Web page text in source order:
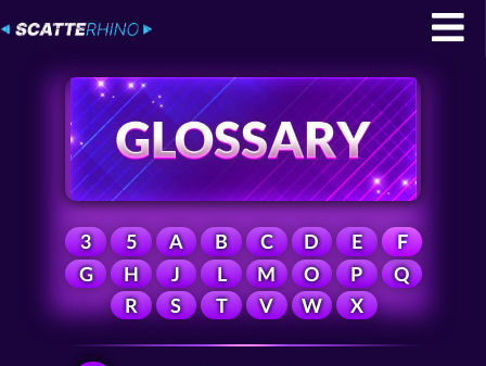
3 5 A B C D E
F
G
H J L M O P
Q
R
S T V W X